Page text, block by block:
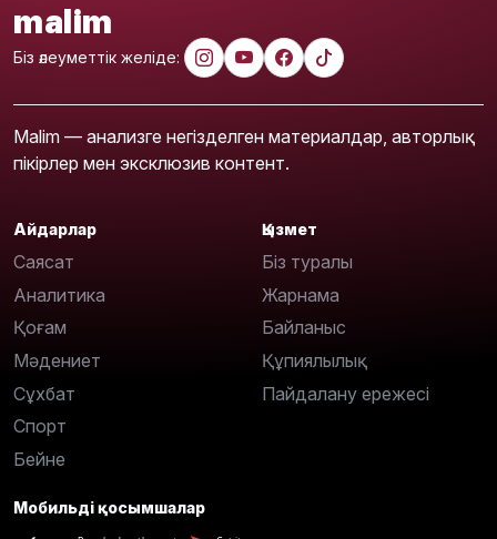
malim
Біз әлеуметтік желіде:
Malim — анализге негізделген материалдар, авторлық
пікірлер мен эксклюзив контент.
Айдарлар
Саясат
Аналитика
Қоғам
Мәдениет
Сұхбат
Спорт
Бейне
Қызмет
Біз туралы
Жарнама
Байланыс
Құпиялылық
Пайдалану ережесі
Мобильді қосымшалар